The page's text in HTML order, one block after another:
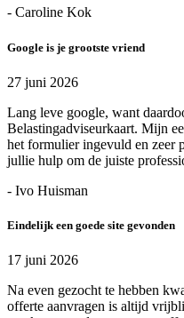
- Caroline Kok
Google is je grootste vriend
27 juni 2026
Lang leve google, want
Belastingadviseurkaart. Mijn
het formulier ingevuld en
jullie hulp om de juiste
- Ivo Huisman
Eindelijk een goede site gevonden
17 juni 2026
Na even gezocht te hebben
offerte aanvragen is altijd